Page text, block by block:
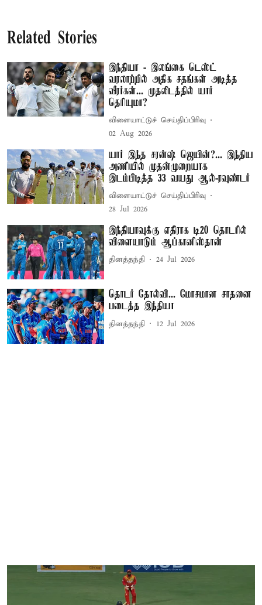
Related Stories
இந்தியா - இலங்கை டெஸ்ட்
வரலாற்றில் அதிக சதங்கள் அடித்த
வீரர்கள்... முதலிடத்தில் யார்
தெரியுமா?
விளையாட்டுச் செய்திப்பிரிவு
02 Aug 2026
யார் இந்த சரன்ஷ் ஜெயின்?... இந்திய
அணியில் முதன்முறையாக
இடம்பிடித்த 33 வயது ஆல்-ரவுண்டர்
விளையாட்டுச் செய்திப்பிரிவு
28 Jul 2026
இந்தியாவுக்கு எதிராக டி20 தொடரில்
விளையாடும் ஆப்கானிஸ்தான்
தினத்தந்தி 24 Jul 2026
தொடர் தோல்வி... மோசமான சாதனை
படைத்த இந்தியா
தினத்தந்தி 12 Jul 2026